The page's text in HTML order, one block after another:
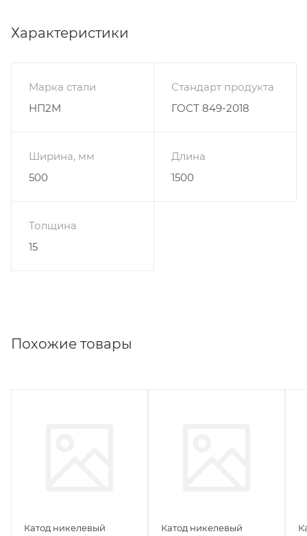
Характеристики
Марка стали
НП2М
Стандарт продукта
ГОСТ 849-2018
Ширина, мм
500
Длина
1500
Толщина
15
Похожие товары
Катод никелевый
Катод никелевый